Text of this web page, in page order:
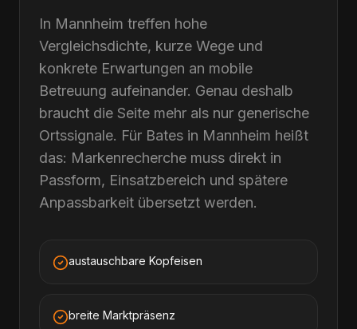
In Mannheim treffen hohe
Vergleichsdichte, kurze Wege und
konkrete Erwartungen an mobile
Betreuung aufeinander. Genau deshalb
braucht die Seite mehr als nur generische
Ortssignale. Für Bates in Mannheim heißt
das: Markenrecherche muss direkt in
Passform, Einsatzbereich und spätere
Anpassbarkeit übersetzt werden.
austauschbare Kopfeisen
breite Marktpräsenz